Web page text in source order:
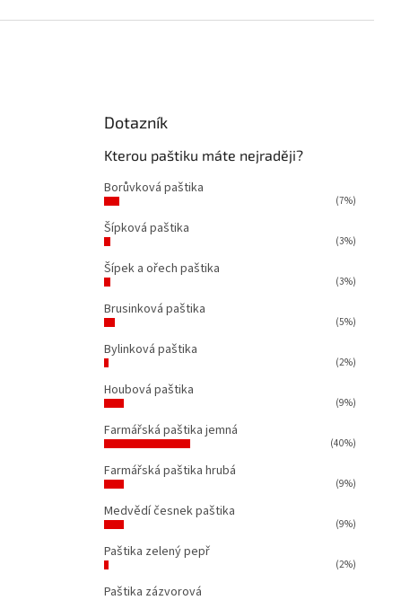
Dotazník
Kterou paštiku máte nejraději?
Borůvková paštika
(7%)
Šípková paštika
(3%)
Šípek a ořech paštika
(3%)
Brusinková paštika
(5%)
Bylinková paštika
(2%)
Houbová paštika
(9%)
Farmářská paštika jemná
(40%)
Farmářská paštika hrubá
(9%)
Medvědí česnek paštika
(9%)
Paštika zelený pepř
(2%)
Paštika zázvorová